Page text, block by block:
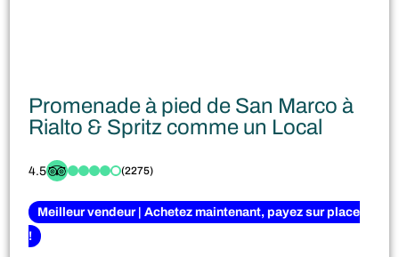
Promenade à pied de San Marco à
Rialto & Spritz comme un Local
4.5 (2275)
Meilleur vendeur | Achetez maintenant, payez sur place
!